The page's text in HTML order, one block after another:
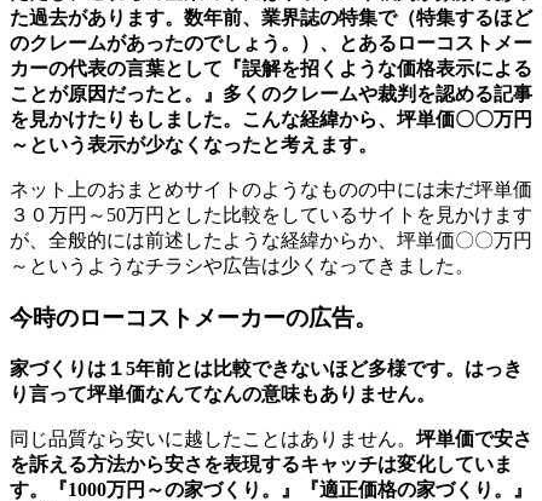
た過去があります。数年前、業界誌の特集で（特集するほど
のクレームがあったのでしょう。）、とあるローコストメー
カーの代表の言葉として『誤解を招くような価格表示による
ことが原因だったと。』多くのクレームや裁判を認める記事
を見かけたりもしました。こんな経緯から、坪単価〇〇万円
～という表示が少なくなったと考えます。
ネット上のおまとめサイトのようなものの中には未だ坪単価
３０万円～50万円とした比較をしているサイトを見かけます
が、全般的には前述したような経緯からか、坪単価〇〇万円
～というようなチラシや広告は少くなってきました。
今時のローコストメーカーの広告。
家づくりは１5年前とは比較できないほど多様です。はっき
り言って坪単価なんてなんの意味もありません。
同じ品質なら安いに越したことはありません。 坪単価で安さ
を訴える方法から安さを表現するキャッチは変化していま
す。『1000万円～の家づくり。』『適正価格の家づくり。』